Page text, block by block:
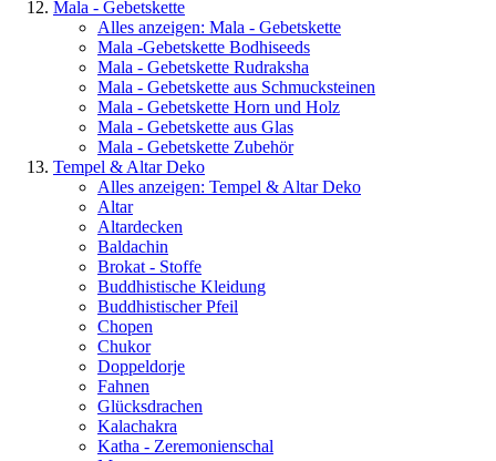
Mala - Gebetskette
Alles anzeigen: Mala - Gebetskette
Mala -Gebetskette Bodhiseeds
Mala - Gebetskette Rudraksha
Mala - Gebetskette aus Schmucksteinen
Mala - Gebetskette Horn und Holz
Mala - Gebetskette aus Glas
Mala - Gebetskette Zubehör
Tempel & Altar Deko
Alles anzeigen: Tempel & Altar Deko
Altar
Altardecken
Baldachin
Brokat - Stoffe
Buddhistische Kleidung
Buddhistischer Pfeil
Chopen
Chukor
Doppeldorje
Fahnen
Glücksdrachen
Kalachakra
Katha - Zeremonienschal